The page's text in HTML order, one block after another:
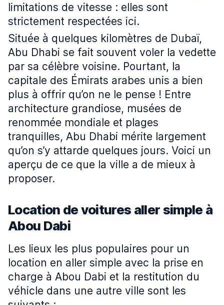
limitations de vitesse : elles sont
strictement respectées ici.
Située à quelques kilomètres de Dubaï,
Abu Dhabi se fait souvent voler la vedette
par sa célèbre voisine. Pourtant, la
capitale des Émirats arabes unis a bien
plus à offrir qu’on ne le pense ! Entre
architecture grandiose, musées de
renommée mondiale et plages
tranquilles, Abu Dhabi mérite largement
qu’on s’y attarde quelques jours. Voici un
aperçu de ce que la ville a de mieux à
proposer.
Location de voitures aller simple à
Abou Dabi
Les lieux les plus populaires pour un
location en aller simple avec la prise en
charge à Abou Dabi et la restitution du
véhicle dans une autre ville sont les